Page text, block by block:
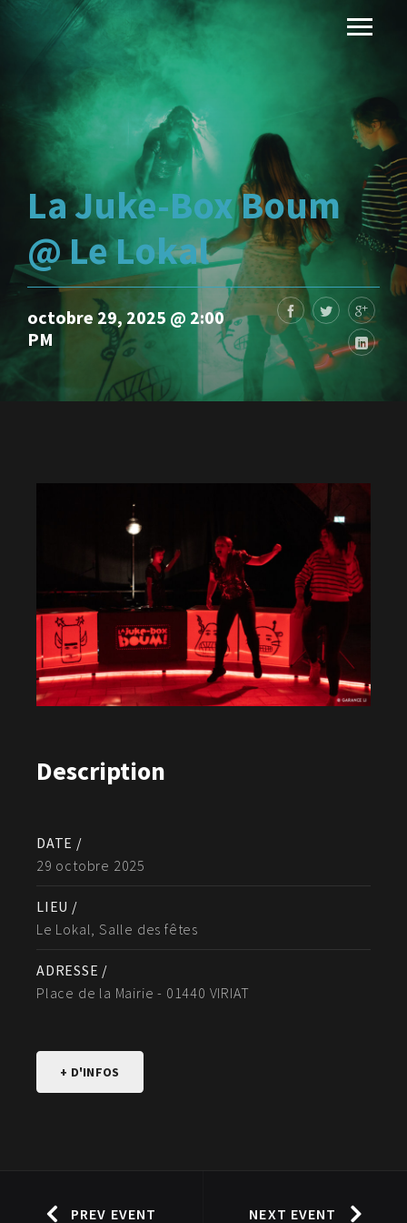
La Juke-Box Boum
@ Le Lokal
octobre 29, 2025 @ 2:00
PM
Description
DATE /
29 octobre 2025
LIEU /
Le Lokal, Salle des fêtes
ADRESSE /
Place de la Mairie - 01440 VIRIAT
+ D'INFOS
PREV EVENT NEXT EVENT